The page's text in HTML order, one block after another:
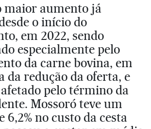
maior aumento já
o início do
em 2022, sendo
especialmente pelo
da carne bovina, em
da redução da oferta, e
pelo término da
Mossoró teve um
6,2% no custo da cesta